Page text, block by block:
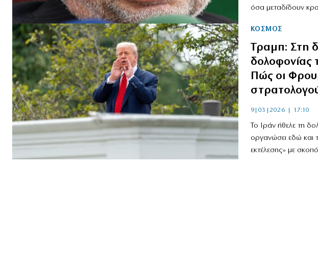
όσα μεταδίδουν
ΚΟΣΜΟΣ
Τραμπ: Στη
δολοφονίας
Πώς οι
9|03|2026 | 17:10
Το Ιράν ήθελε τη
οργανώσει εδώ και
εκτέλεσης» με